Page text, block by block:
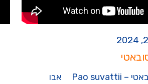
אבו נפחא סובאטי – Pao suvattii אבו